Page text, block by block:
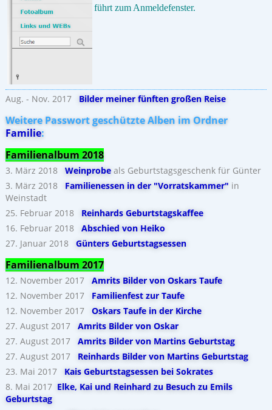
führt zum Anmeldefenster.
Aug. - Nov. 2017 Bilder meiner fünften großen Reise
Weitere Passwort geschützte Alben im Ordner
Familie:
Familienalbum 2018
3. März 2018 Weinprobeals Geburtstagsgeschenk für Günter
3. März 2018 Familienessen in der "Vorratskammer" in
Weinstadt
25. Februar 2018 Reinhards Geburtstagskaffee
16. Februar 2018 Abschied von Heiko
27. Januar 2018 Günters Geburtstagsessen
Familienalbum 2017
12. November 2017 Amrits Bilder von Oskars Taufe
12. November 2017 Familienfest zur Taufe
12. November 2017 Oskars Taufe in der Kirche
27. August 2017 Amrits Bilder von Oskar
27. August 2017 Amrits Bilder von Martins Geburtstag
27. August 2017 Reinhards Bilder von Martins Geburtstag
23. Mai 2017 Kais Geburtstagsessen bei Sokrates
8. Mai 2017 Elke, Kai und Reinhard zu Besuch zu Emils
Geburtstag